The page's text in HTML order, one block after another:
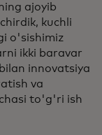
ajoyib
kuchli
o'sishimiz
ikki baravar
innovatsiya
va
to'g'ri ish